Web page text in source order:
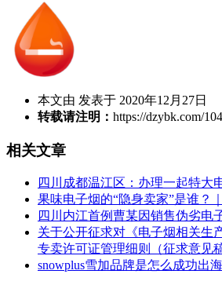
本文由 发表于 2020年12月27日
转载请注明： https://dzybk.com/
相关文章
四川成都温江区：办理一起特大
果味电子烟的“隐身卖家”是谁？
四川内江首例曹某因销售伪劣电
关于公开征求对《电子烟相关生
专卖许可证管理细则（征求意见
snowplus雪加品牌是怎么成功出